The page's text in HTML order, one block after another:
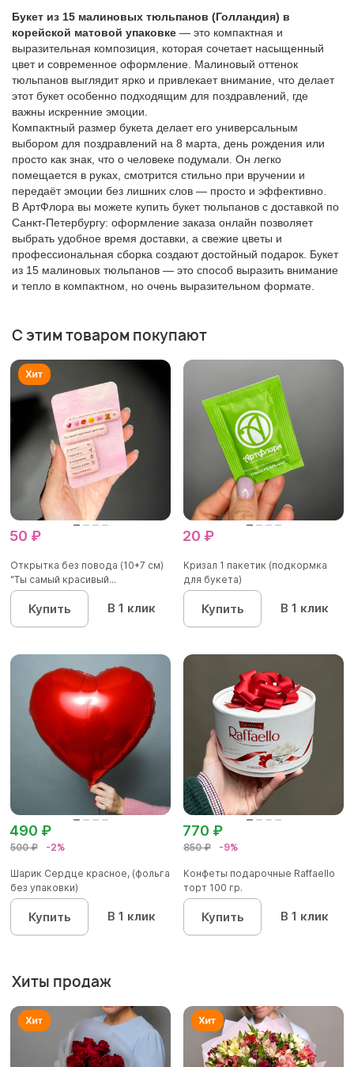
Букет из 15 малиновых тюльпанов (Голландия) в
корейской матовой упаковке — это компактная и
выразительная композиция, которая сочетает насыщенный
цвет и современное оформление. Малиновый оттенок
тюльпанов выглядит ярко и привлекает внимание, что делает
этот букет особенно подходящим для поздравлений, где
важны искренние эмоции.
Компактный размер букета делает его универсальным
выбором для поздравлений на 8 марта, день рождения или
просто как знак, что о человеке подумали. Он легко
помещается в руках, смотрится стильно при вручении и
передаёт эмоции без лишних слов — просто и эффективно.
В АртФлора вы можете купить букет тюльпанов с доставкой по
Санкт-Петербургу: оформление заказа онлайн позволяет
выбрать удобное время доставки, а свежие цветы и
профессиональная сборка создают достойный подарок. Букет
из 15 малиновых тюльпанов — это способ выразить внимание
и тепло в компактном, но очень выразительном формате.
С этим товаром покупают
50 ₽
Открытка без повода (10*7 см)
"Ты самый красивый...
Купить В 1 клик
20 ₽
Кризал 1 пакетик (подкормка
для букета)
Купить В 1 клик
500 ₽ -2%
490 ₽
Шарик Сердце красное, (фольга
без упаковки)
Купить В 1 клик
850 ₽ -9%
770 ₽
Конфеты подарочные Raffaello
торт 100 гр.
Купить В 1 клик
Хиты продаж